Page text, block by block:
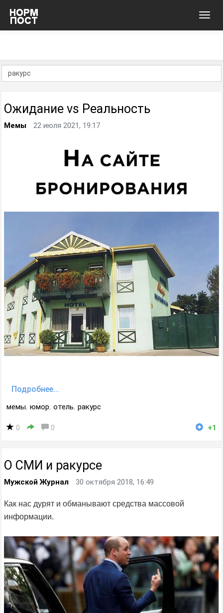
Ожидание vs Реальность
Мемы 22 июля 2021, 19:17
Подробнее...
мемы, юмор, отель, ракурс
0 0 +1
О CМИ и ракурсе
Мужской Журнал 30 октября 2018, 16:49
Как нас дурят и обманывают средства массовой
информации.